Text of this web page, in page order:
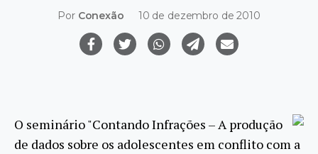
Por Conexão 10 de dezembro de 2010
O seminário "Contando Infrações – A produção
de dados sobre os adolescentes em conflito com a